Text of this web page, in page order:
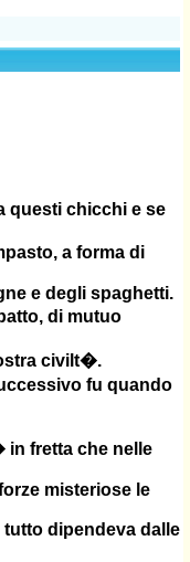
questi chicchi e se
a forma di
e degli spaghetti.
di mutuo
civilt�.
fu quando
in fretta che nelle
misteriose le
dipendeva dalle